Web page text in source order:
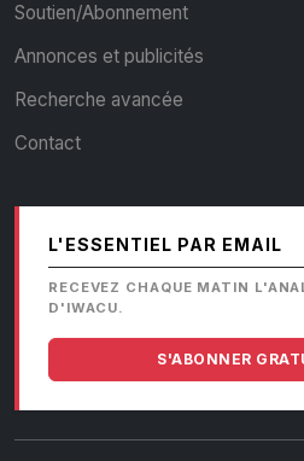
Soutien/Abonnement
Annonces et publicités
Recherche avancée
Contact
L'ESSENTIEL PAR EMAIL
RECEVEZ CHAQUE MATIN
D'IWACU.
S'ABONNER